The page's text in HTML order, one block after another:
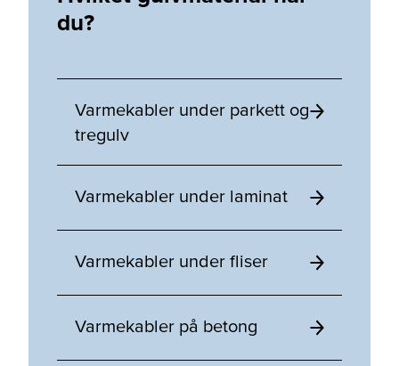
du?
Varmekabler under parkett og
tregulv
Varmekabler under laminat
Varmekabler under fliser
Varmekabler på betong